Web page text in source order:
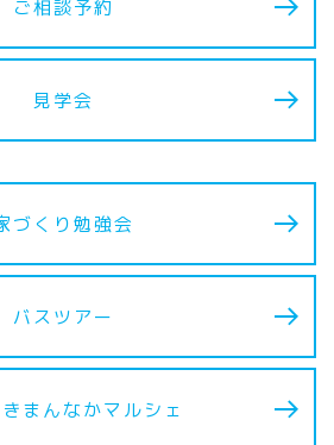
ご相談予約
見学会
づくり勉強会
バスツアー
まんなかマルシェ